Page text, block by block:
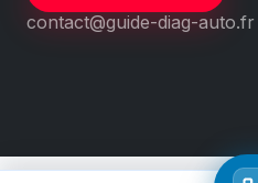
contact@guide-diag-auto.fr